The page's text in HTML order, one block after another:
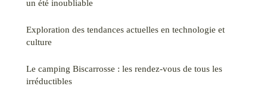
un été inoubliable
Exploration des tendances actuelles en technologie et
culture
Le camping Biscarrosse : les rendez-vous de tous les
irréductibles